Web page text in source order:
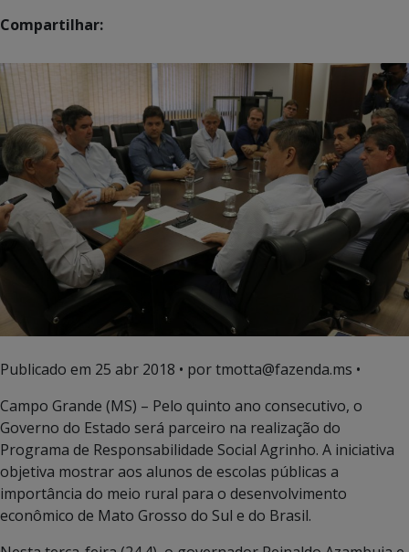
Compartilhar:
Publicado em 25 abr 2018 • por tmotta@fazenda.ms •
Campo Grande (MS) – Pelo quinto ano consecutivo, o
Governo do Estado será parceiro na realização do
Programa de Responsabilidade Social Agrinho. A iniciativa
objetiva mostrar aos alunos de escolas públicas a
importância do meio rural para o desenvolvimento
econômico de Mato Grosso do Sul e do Brasil.